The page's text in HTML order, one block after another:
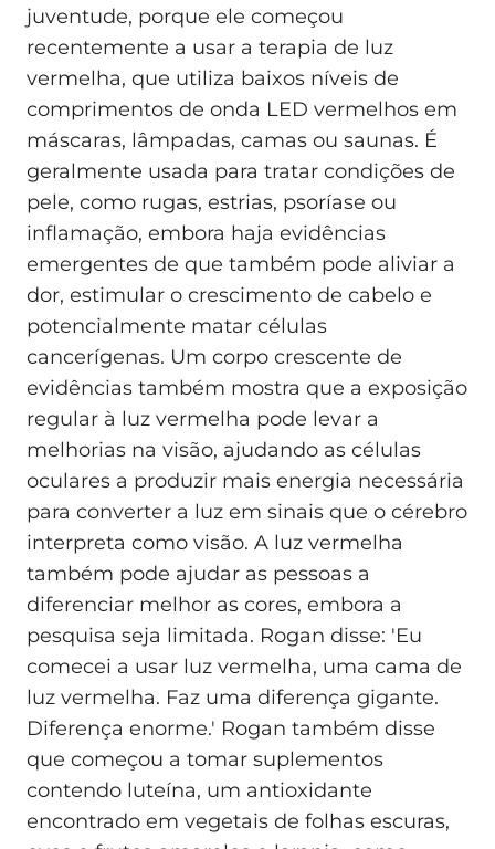
juventude, porque ele começou
recentemente a usar a terapia de luz
vermelha, que utiliza baixos níveis de
comprimentos de onda LED vermelhos em
máscaras, lâmpadas, camas ou saunas. É
geralmente usada para tratar condições de
pele, como rugas, estrias, psoríase ou
inflamação, embora haja evidências
emergentes de que também pode aliviar a
dor, estimular o crescimento de cabelo e
potencialmente matar células
cancerígenas. Um corpo crescente de
evidências também mostra que a exposição
regular à luz vermelha pode levar a
melhorias na visão, ajudando as células
oculares a produzir mais energia necessária
para converter a luz em sinais que o cérebro
interpreta como visão. A luz vermelha
também pode ajudar as pessoas a
diferenciar melhor as cores, embora a
pesquisa seja limitada. Rogan disse: 'Eu
comecei a usar luz vermelha, uma cama de
luz vermelha. Faz uma diferença gigante.
Diferença enorme.' Rogan também disse
que começou a tomar suplementos
contendo luteína, um antioxidante
encontrado em vegetais de folhas escuras,